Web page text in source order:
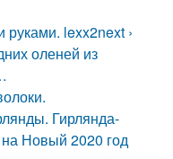
lexx2next ›
оленей из
Гирлянда-
Новый 2020 год